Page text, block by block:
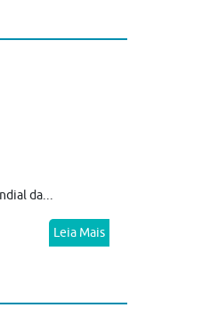
da...
Leia Mais